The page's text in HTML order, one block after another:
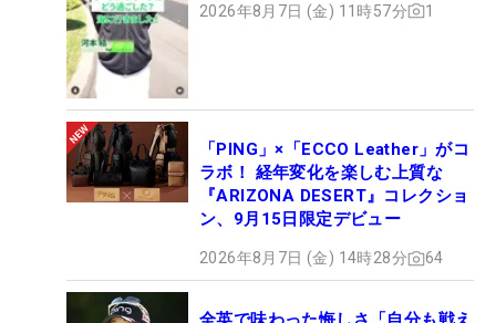
2026年8月7日 (金) 11時57分 1
「PING」×「ECCO Leather」がコ
ラボ！ 経年変化を楽しむ上質な
『ARIZONA DESERT』コレクショ
ン、9月15日限定デビュー
2026年8月7日 (金) 14時28分 64